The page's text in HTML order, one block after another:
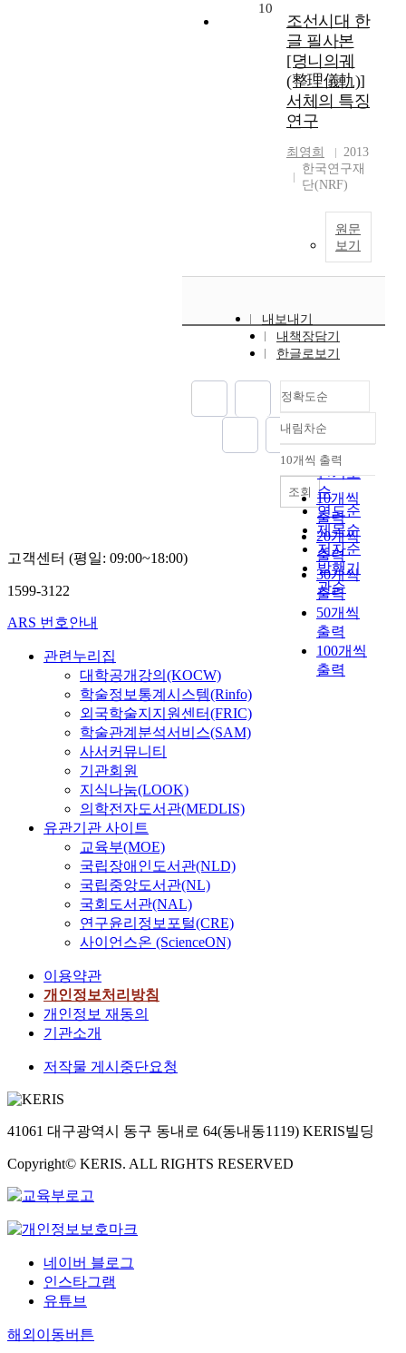
10
조선시대 한
글 필사본
[뎡니의궤
(整理儀軌)]
서체의 특징
연구
최영희
2013
한국연구재
단(NRF)
원문
보기
내보내기
내책장담기
한글로보기
정확도순
정확도
순
인기도
순
연도순
제목순
저자순
발행기
관순
내림차순
내림차순
10개씩 출력
10개씩
출력
20개씩
출력
30개씩
출력
50개씩
출력
100개씩
출력
조회
고객센터 (평일: 09:00~18:00)
1599-3122
ARS 번호안내
관련누리집
대학공개강의(KOCW)
학술정보통계시스템(Rinfo)
외국학술지지원센터(FRIC)
학술관계분석서비스(SAM)
사서커뮤니티
기관회원
지식나눔(LOOK)
의학전자도서관(MEDLIS)
유관기관 사이트
교육부(MOE)
국립장애인도서관(NLD)
국립중앙도서관(NL)
국회도서관(NAL)
연구윤리정보포털(CRE)
사이언스온 (ScienceON)
이용약관
개인정보처리방침
개인정보 재동의
기관소개
저작물 게시중단요청
41061 대구광역시 동구 동내로 64(동내동1119) KERIS빌딩
Copyright© KERIS. ALL RIGHTS RESERVED
네이버 블로그
인스타그램
유튜브
해외이동버튼